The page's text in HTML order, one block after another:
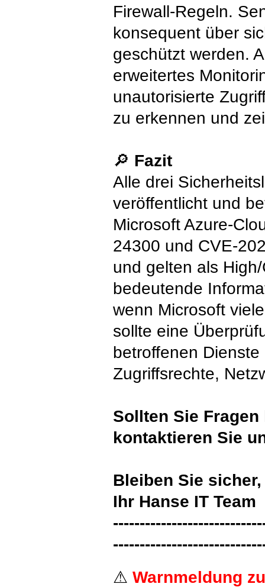
Firewall-Regeln.
konsequent über
geschützt werden.
erweitertes
unautorisierte
zu erkennen und
🔎 Fazit
Alle drei
veröffentlicht und
Microsoft Azure-
24300 und CVE-
und gelten als
bedeutende
wenn Microsoft
sollte eine
betroffenen
Zugriffsrechte,
Sollten Sie
kontaktieren Sie
Bleiben Sie sicher,
Ihr Hanse IT Team
⚠ Warnmeldung